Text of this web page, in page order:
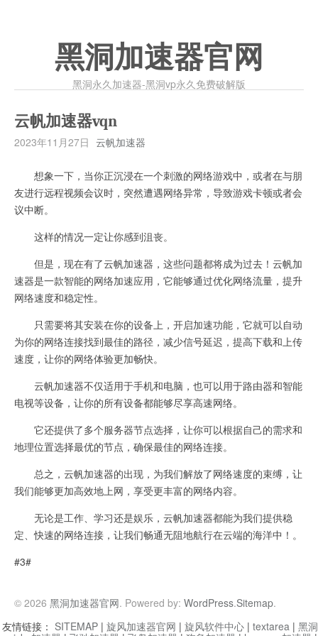
黑洞加速器官网
黑洞永久加速器-黑洞vp永久免费破解版
云帆加速器vqn
2023年11月27日 云帆加速器
想象一下，当你正沉浸在一个刺激的网络游戏中，或者在与朋
友进行远程视频会议时，突然遭遇网络异常，导致游戏卡顿或者会
议中断。
这样的情况一定让你感到沮丧。
但是，现在有了云帆加速器，这些问题都将成为过去！云帆加
速器是一款智能的网络加速应用，它能够通过优化网络流量，提升
网络速度和稳定性。
只需要将其安装在你的设备上，开启加速功能，它就可以自动
为你的网络连接找到最佳的路径，减少信号延迟，提高下载和上传
速度，让你的网络体验更加畅快。
云帆加速器不仅适用于手机和电脑，也可以用于路由器和智能
电视等设备，让你的所有设备都能够尽享高速网络。
它还提供了多个服务器节点选择，让你可以根据自己的需求和
地理位置选择最优的节点，确保最佳的网络连接。
总之，云帆加速器的出现，为我们解放了网络速度的束缚，让
我们能够更加高效地上网，享受更丰富的网络内容。
无论是工作、学习还是娱乐，云帆加速器都能为我们提供稳
定、快速的网络连接，让我们畅通无阻地航行在云端的海洋中！。
#3#
© 2026 黑洞加速器官网. Powered by: WordPress.Sitemap.
友情链接： SITEMAP | 旋风加速器官网 | 旋风软件中心 | textarea | 黑